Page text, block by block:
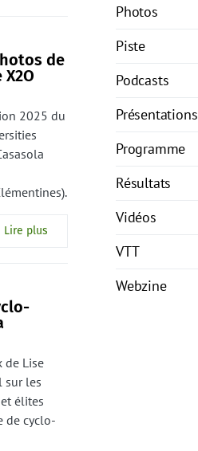
de
2025 du
Lire plus
de Lise
sur les
élites
de cyclo-
Photos
Piste
Podcasts
Présentations
Programme
Résultats
Vidéos
VTT
Webzine